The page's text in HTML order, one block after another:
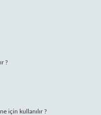
?
için kullanılır ?